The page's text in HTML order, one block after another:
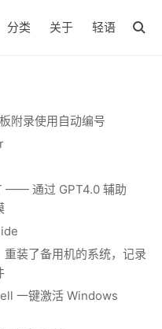
分类 关于 轻语
附录使用自动编号
—— 通过 GPT4.0 辅助
重装了备用机的系统，记录
一键激活 Windows